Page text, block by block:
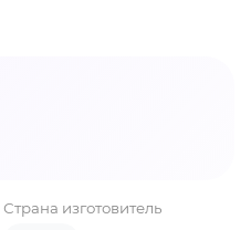
Страна изготовитель